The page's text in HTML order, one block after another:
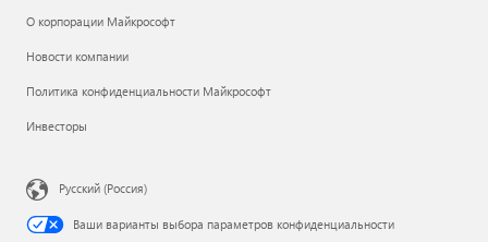
О корпорации Майкрософт
Новости компании
Политика конфиденциальности Майкрософт
Инвесторы
Русский (Россия)
Ваши варианты выбора параметров конфиденциальности